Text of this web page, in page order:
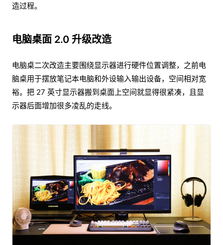
造过程。
电脑桌面 2.0 升级改造
电脑桌二次改造主要围绕显示器进行硬件位置调整，之前电
脑桌用于摆放笔记本电脑和外设输入输出设备，空间相对宽
裕。把 27 英寸显示器搬到桌面上空间就显得很紧凑，且显
示器后面增加很多凌乱的走线。